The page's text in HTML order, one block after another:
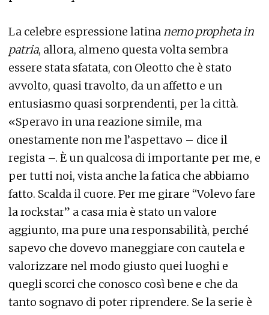
La celebre espressione latinanemo propheta in
patria, allora, almeno questa volta sembra
essere stata sfatata, con Oleotto che è stato
avvolto, quasi travolto, da un affetto e un
entusiasmo quasi sorprendenti, per la città.
«Speravo in una reazione simile, ma
onestamente non me l’aspettavo – dice il
regista –. È un qualcosa di importante per me, e
per tutti noi, vista anche la fatica che abbiamo
fatto. Scalda il cuore. Per me girare “Volevo fare
la rockstar” a casa mia è stato un valore
aggiunto, ma pure una responsabilità, perché
sapevo che dovevo maneggiare con cautela e
valorizzare nel modo giusto quei luoghi e
quegli scorci che conosco così bene e che da
tanto sognavo di poter riprendere. Se la serie è